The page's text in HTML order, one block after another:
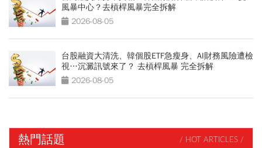
風暴中心？去槓桿風暴完全拆解
2026-08-05
台股融資大清洗、韓個股ETF急瘦身、AI財務風險遭檢
視…沉澱訊號來了？ 去槓桿風暴 完全拆解
2026-08-05
熱門話題 / HOT ARTICLES /